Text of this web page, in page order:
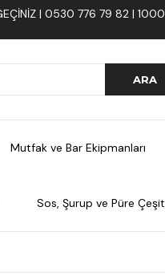
| 0530 776 79 82 |
Mutfak ve Bar Ekipmanları
Sos, Şurup ve Püre